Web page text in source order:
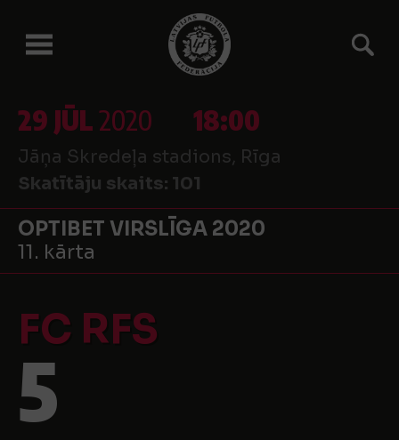
29 JŪL2020 18:00
Jāņa Skredeļa stadions, Rīga
Skatītāju skaits: 101
OPTIBET VIRSLĪGA 2020
11. kārta
FC RFS
5